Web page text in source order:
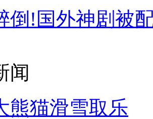
倒!国外神剧被
闻
熊猫滑雪取乐